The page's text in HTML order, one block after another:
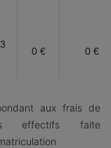
0 € 0 €
aux frais de
effectifs faite